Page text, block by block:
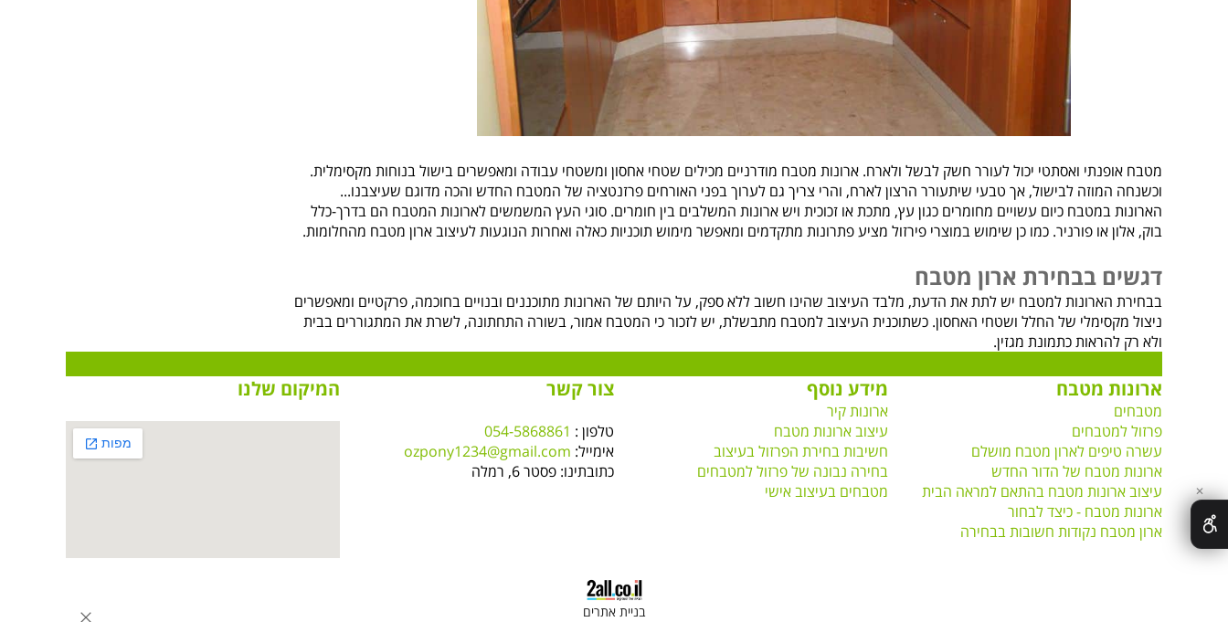
מטבח אופנתי ואסתטי יכול לעורר חשק לבשל ולארח. ארונות מטבח מודרניים מכילים שטחי אחסון ומשטחי עבודה ומאפשרים בישול בנוחות מקסימלית.
וכשנחה המוזה לבישול, אך טבעי שיתעורר הרצון לארח, והרי צריך גם לערוך בפני האורחים פרזנטציה של המטבח החדש והכה מדוגם שעיצבנו...
הארונות במטבח כיום עשויים מחומרים כגון עץ, מתכת או זכוכית ויש ארונות המשלבים בין חומרים. סוגי העץ המשמשים לארונות המטבח הם בדרך-כלל
בוק, אלון או פורניר. כמו כן שימוש במוצרי פירזול מציע פתרונות מתקדמים ומאפשר מימוש תוכניות כאלה ואחרות הנוגעות לעיצוב ארון מטבח מהחלומות.
דגשים בבחירת ארון מטבח
בבחירת הארונות למטבח יש לתת את הדעת, מלבד העיצוב שהינו חשוב ללא ספק, על היותם של הארונות מתוכננים ובנויים בחוכמה, פרקטיים ומאפשרים
ניצול מקסימלי של החלל ושטחי האחסון. כשתוכנית העיצוב למטבח מתבשלת, יש לזכור כי המטבח אמור, בשורה התחתונה, לשרת את המתגוררים בבית
ולא רק להראות כתמונת מגזין.
ארונות מטבח
מטבחים
פרזול למטבחים
עשרה טיפים לארון מטבח מושלם
ארונות מטבח של הדור החדש
עיצוב ארונות מטבח בהתאם למראה הבית
ארונות מטבח - כיצד לבחור
ארון מטבח נקודות חשובות בבחירה
מידע נוסף
ארונות קיר
עיצוב ארונות מטבח
חשיבות בחירת הפרזול בעיצוב
בחירה נבונה של פרזול למטבחים
מטבחים בעיצוב אישי
צור קשר
טלפון : 054-5868861
אימייל: ozpony1234@gmail.com
כתובתינו: פסטר 6, רמלה
המיקום שלנו
בניית אתרים
✕